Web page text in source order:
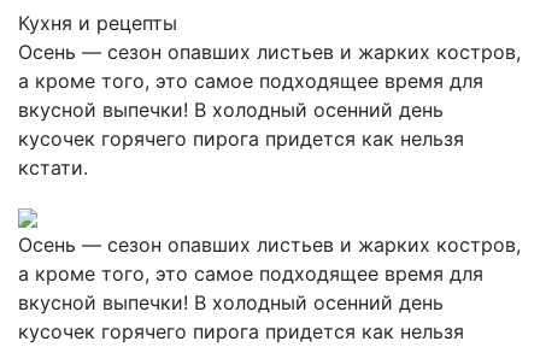
Кухня и рецепты
Осень — сезон опавших листьев и жарких костров,
а кроме того, это самое подходящее время для
вкусной выпечки! В холодный осенний день
кусочек горячего пирога придется как нельзя
кстати.
Осень — сезон опавших листьев и жарких костров,
а кроме того, это самое подходящее время для
вкусной выпечки! В холодный осенний день
кусочек горячего пирога придется как нельзя